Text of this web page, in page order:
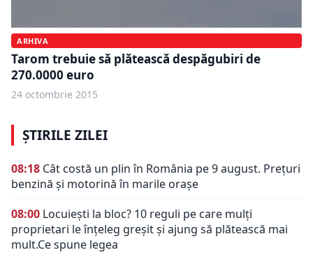
ARHIVA
Tarom trebuie să plătească despăgubiri de
270.0000 euro
24 octombrie 2015
ȘTIRILE ZILEI
08:18 Cât costă un plin în România pe 9 august. Prețuri
benzină și motorină în marile orașe
08:00 Locuiești la bloc? 10 reguli pe care mulți
proprietari le înțeleg greșit și ajung să plătească mai
mult.Ce spune legea